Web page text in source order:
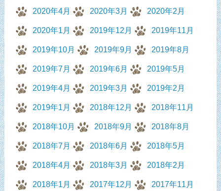
2020年4月 2020年3月 2020年2月
2020年1月 2019年12月 2019年11月
2019年10月 2019年9月 2019年8月
2019年7月 2019年6月 2019年5月
2019年4月 2019年3月 2019年2月
2019年1月 2018年12月 2018年11月
2018年10月 2018年9月 2018年8月
2018年7月 2018年6月 2018年5月
2018年4月 2018年3月 2018年2月
2018年1月 2017年12月 2017年11月